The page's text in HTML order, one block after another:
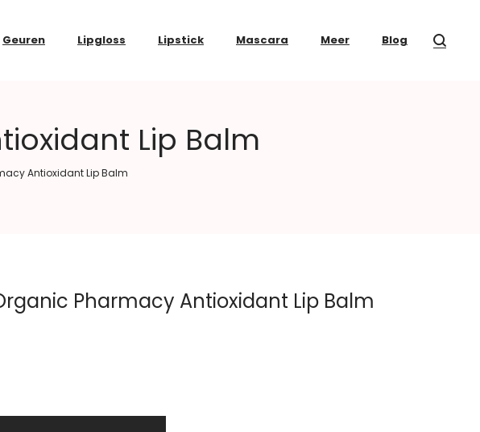
Geuren Lipgloss Lipstick Mascara Meer Blog
Lip Balm
Antioxidant Lip Balm
Pharmacy Antioxidant Lip Balm